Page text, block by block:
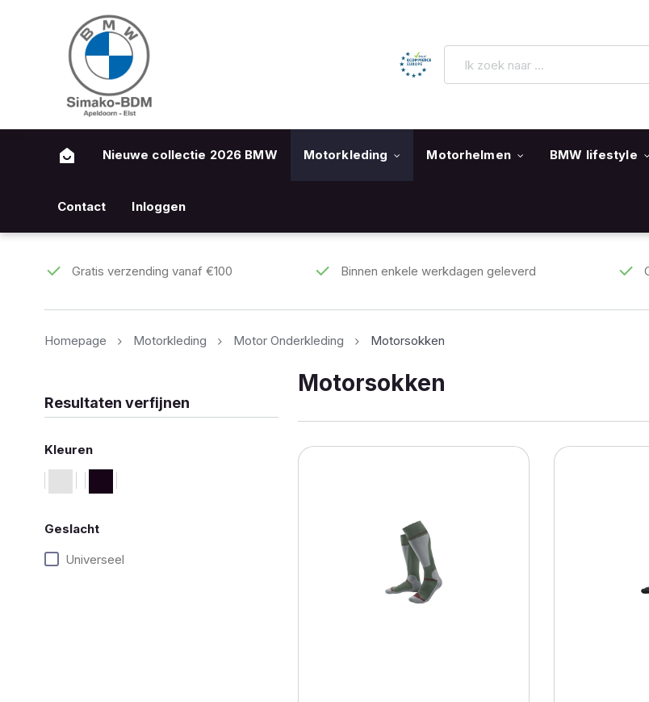
Nieuwe collectie 2026 BMW Motorkleding Motorhelmen BMW lifestyle
Contact Inloggen
Gratis verzending vanaf €100 Binnen enkele werkdagen geleverd
Homepage Motorkleding Motor Onderkleding Motorsokken
Motorsokken
Resultaten verfijnen
Kleuren
Geslacht
Universeel